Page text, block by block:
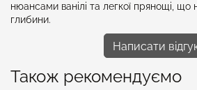
нюансами ванілі та легкої прянощі, що
глибини.
Написати
Також рекомендуємо